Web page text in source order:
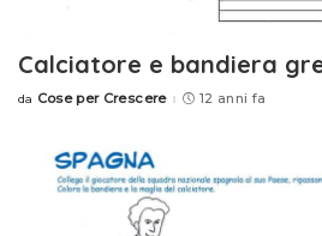
Calciatore e bandiera
Posted
da Cose per Crescere 12 anni fa